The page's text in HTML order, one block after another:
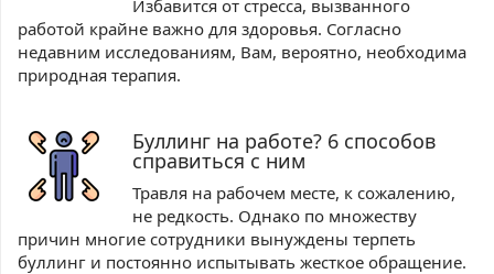
Избавится от стресса, вызванного
работой крайне важно для здоровья. Согласно
недавним исследованиям, Вам, вероятно, необходима
природная терапия.
Буллинг на работе? 6 способов
справиться с ним
Травля на рабочем месте, к сожалению,
не редкость. Однако по множеству
причин многие сотрудники вынуждены терпеть
буллинг и постоянно испытывать жесткое обращение.